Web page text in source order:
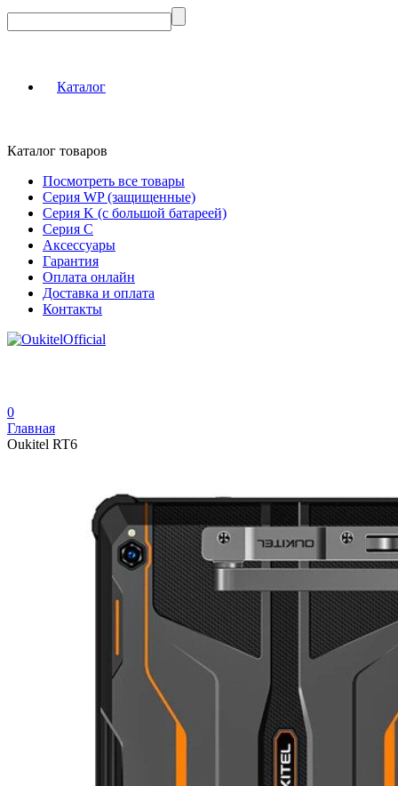
Каталог
Каталог товаров
Посмотреть все товары
Серия WP (защищенные)
Серия K (с большой батареей)
Серия C
Аксессуары
Гарантия
Оплата онлайн
Доставка и оплата
Контакты
0
Главная
Oukitel RT6